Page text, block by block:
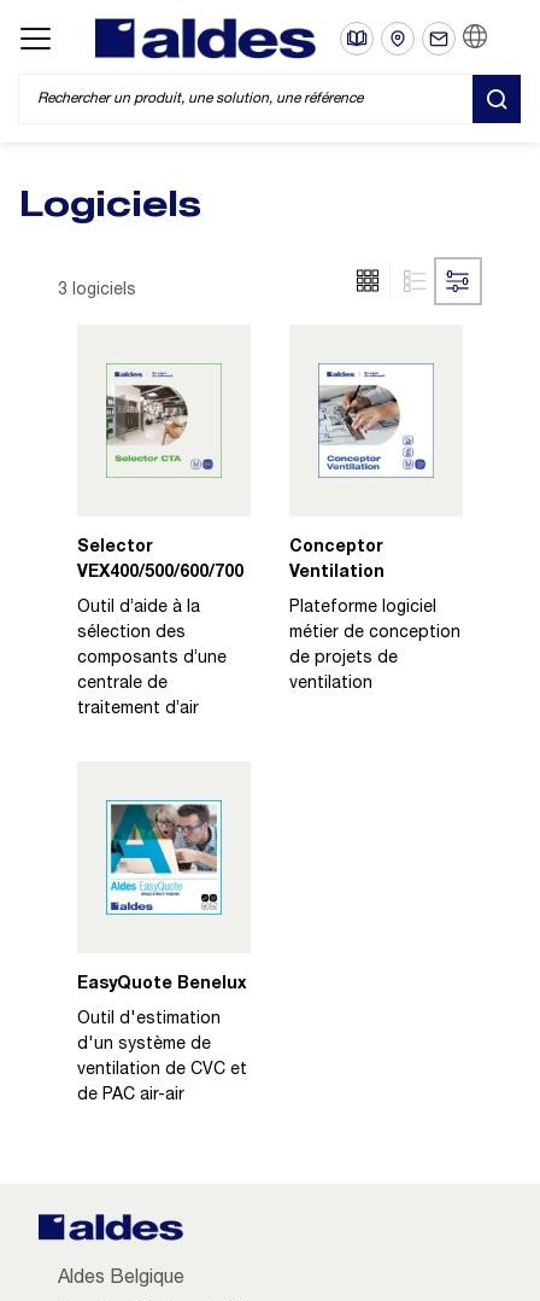
Display/hide main menu
Logiciels
3 logiciels
Selector
VEX400/500/600/700
Outil d’aide à la
sélection des
composants d’une
centrale de
traitement d’air
Conceptor
Ventilation
Plateforme logiciel
métier de conception
de projets de
ventilation
EasyQuote Benelux
Outil d'estimation
d'un système de
ventilation de CVC et
de PAC air-air
Aldes Belgique